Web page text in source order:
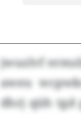
jwuzlvf
aweu
dhrj qüh tgd